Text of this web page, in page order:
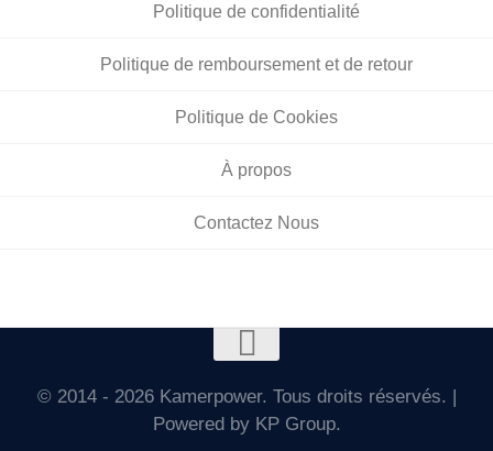
Politique de confidentialité
Politique de remboursement et de retour
Politique de Cookies
À propos
Contactez Nous
© 2014 - 2026 Kamerpower. Tous droits réservés. |
Powered by KP Group.